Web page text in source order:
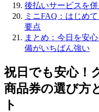
後払いサービスを
ミニFAQ：はじめ
要点
まとめ：今日を安
備がいちばん強い
祝日でも安心！
商品券の選び方
ト